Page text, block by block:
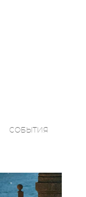
СОБЫТИЯ